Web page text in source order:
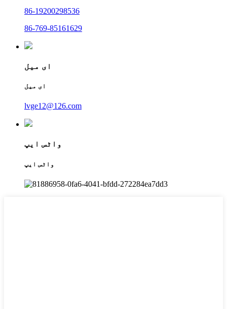
86-19200298536
86-769-85161629
ای میل
ای میل
lvge12@126.com
واٹس ایپ
واٹس ایپ